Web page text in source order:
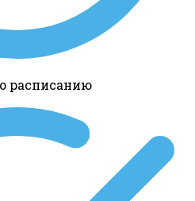
расписанию